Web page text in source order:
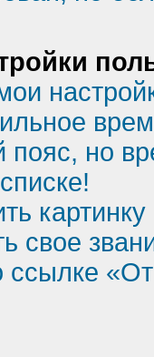
пояс, но
свое